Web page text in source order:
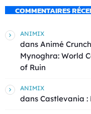
COMMENTAIRES
ANIMIX
dans Animé
Mynoghra: World
of Ruin
ANIMIX
dans Castlevania :